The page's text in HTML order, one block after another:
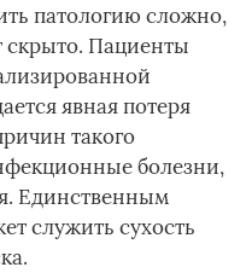
патологию сложно,
скрыто. Пациенты
явная потеря
такого
болезни,
Единственным
служить сухость